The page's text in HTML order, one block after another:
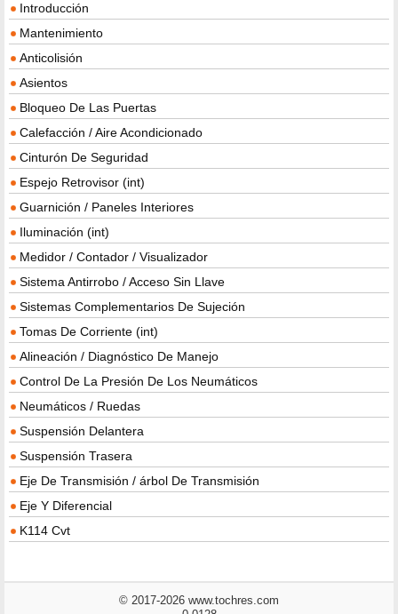
Introducción
Mantenimiento
Anticolisión
Asientos
Bloqueo De Las Puertas
Calefacción / Aire Acondicionado
Cinturón De Seguridad
Espejo Retrovisor (int)
Guarnición / Paneles Interiores
Iluminación (int)
Medidor / Contador / Visualizador
Sistema Antirrobo / Acceso Sin Llave
Sistemas Complementarios De Sujeción
Tomas De Corriente (int)
Alineación / Diagnóstico De Manejo
Control De La Presión De Los Neumáticos
Neumáticos / Ruedas
Suspensión Delantera
Suspensión Trasera
Eje De Transmisión / árbol De Transmisión
Eje Y Diferencial
K114 Cvt
© 2017-2026 www.tochres.com